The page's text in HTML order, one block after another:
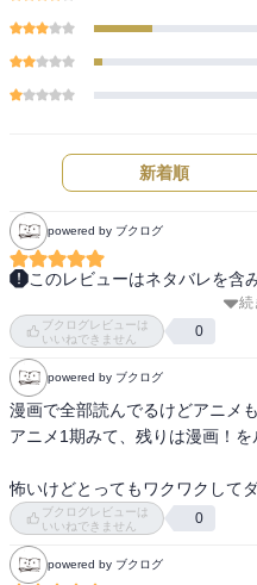
新着順
powered by ブクログ
このレビューはネタバレを含
最後どうなったのか知りたくっ
アニメは観たけど、内容が違
鬼の食料として育てられた、エマ
強い強敵のママたちに立ち向か
また、楽しみが増えてほっくほ
続
ブクログレビューは
いいねできません
0
powered by ブクログ
漫画で全部読んでるけどアニメも
アニメ1期みて、残りは漫画！
怖いけどとってもワクワクして
ブクログレビューは
いいねできません
0
powered by ブクログ